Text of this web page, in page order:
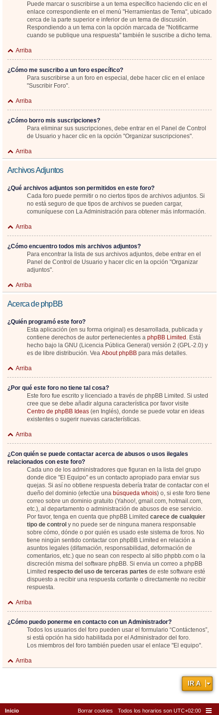
Puede marcar o suscribirse a un tema específico haciendo clic en el
enlace correspondiente en el menú "Herramientas de Tema", ubicado
cerca de la parte superior e inferior de un tema de discusión.
Respondiendo a un tema con la opción marcada de "Notificarme
cuando se publique una respuesta" también le suscribe a dicho tema.
Arriba
¿Cómo me suscribo a un foro específico?
Para suscribirse a un foro en especial, debe hacer clic en el enlace
"Suscribir Foro".
Arriba
¿Cómo borro mis suscripciones?
Para eliminar sus suscripciones, debe entrar en el Panel de Control
de Usuario y hacer clic en la opción "Organizar suscripciones".
Arriba
Archivos Adjuntos
¿Qué archivos adjuntos son permitidos en este foro?
Cada foro puede permitir o no ciertos tipos de archivos adjuntos. Si
no está seguro de que tipos de archivos se pueden cargar,
comuníquese con La Administración para obtener más información.
Arriba
¿Cómo encuentro todos mis archivos adjuntos?
Para encontrar la lista de sus archivos adjuntos, debe entrar en el
Panel de Control de Usuario y hacer clic en la opción "Organizar
adjuntos".
Arriba
Acerca de phpBB
¿Quién programó este foro?
Esta aplicación (en su forma original) es desarrollada, publicada y
contiene derechos de autor pertenecientes a phpBB Limited . Está
hecho bajo la GNU (Licencia Pública General) versión 2 (GPL-2.0) y
es de libre distribución. Vea About phpBB para más detalles.
Arriba
¿Por qué este foro no tiene tal cosa?
Este foro fue escrito y licenciado a través de phpBB Limited. Si usted
cree que se debe añadir alguna característica por favor visite
Centro de phpBB Ideas (en Inglés), donde se puede votar en ideas
existentes o sugerir nuevas características.
Arriba
¿Con quién se puede contactar acerca de abusos o usos ilegales
relacionados con este foro?
Cada uno de los administradores que figuran en la lista del grupo
donde dice "El Equipo" es un contacto apropiado para enviar sus
quejas. Si así no obtiene respuesta debería tratar de contactar con el
dueño del dominio (efectúe una búsqueda whois) o, si este foro tiene
correo sobre un dominio gratuito (Yahoo!, gmail.com, hotmail.com,
etc.), al departamento o administración de abusos de ese servicio.
Por favor, tenga en cuenta que phpBB Limited carece de cualquier
tipo de control y no puede ser de ninguna manera responsable
sobre cómo, dónde o por quién es usado este sistema de foros. No
tiene ningún sentido contactar con phpBB Limited en relación a
asuntos legales (difamación, responsabilidad, deformación de
comentarios, etc.) que no sean con respecto al sitio phpbb.com o la
discreción misma del software phpBB. Si envia un correo a phpBB
Limited respecto del uso de terceras partes de este software esté
dispuesto a recibir una respuesta cortante o directamente no recibir
respuesta.
Arriba
¿Cómo puedo ponerme en contacto con un Administrador?
Todos los usuarios del foro pueden usar el formulario “Contáctenos”,
si está opción ha sido habilitada por el Administrador del foro.
Los miembros del foro también pueden usar el enlace "El equipo".
Arriba
IR A
Inicio Todos los horarios son UTC+02:00
Borrar cookies